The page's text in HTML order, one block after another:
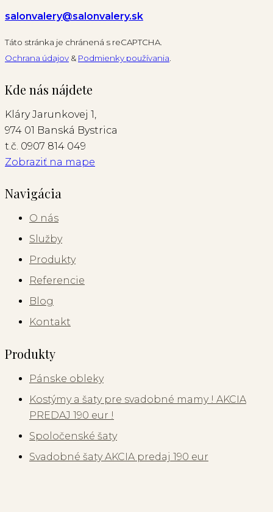
salonvalery@salonvalery.sk
Táto stránka je chránená s reCAPTCHA.
Ochrana údajov & Podmienky používania
Kde nás nájdete
Kláry Jarunkovej 1,
974 01 Banská Bystrica
t.č. 0907 814 049
Zobraziť na mape
Navigácia
O nás
Služby
Produkty
Referencie
Blog
Kontakt
Produkty
Pánske obleky
Kostýmy a šaty pre svadobné mamy ! AKCIA
PREDAJ 190 eur !
Spoločenské šaty
Svadobné šaty AKCIA predaj 190 eur